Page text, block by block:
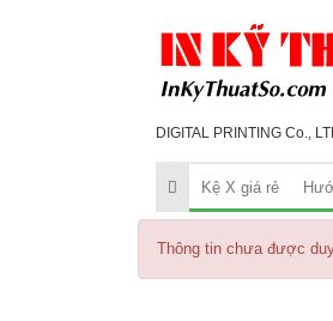
DIGITAL PRINTING Co.,
Kệ X giá rẻ
Thông tin chưa được